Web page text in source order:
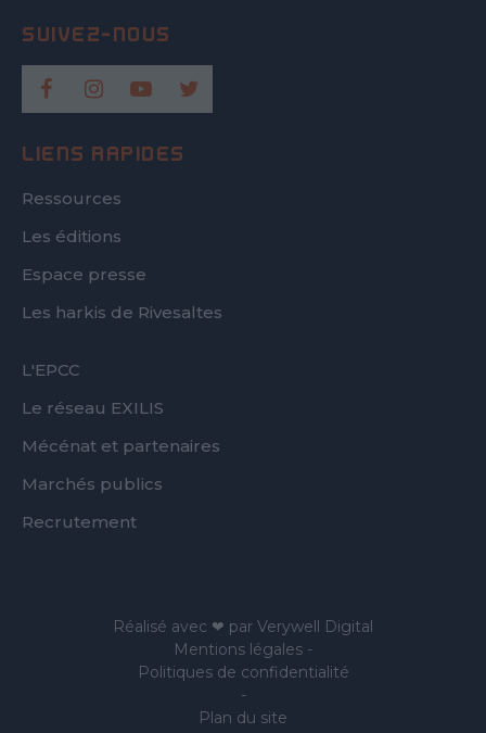
LIENS RAPIDES
Ressources
Les éditions
Espace presse
Les harkis de Rivesaltes
FOOTER
L'EPCC
Le réseau EXILIS
Mécénat et partenaires
Marchés publics
Recrutement
Réalisé avec ❤ par Verywell Digital
Mentions légales -
Politiques de confidentialité
-
Plan du site